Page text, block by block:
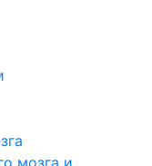
мозга и